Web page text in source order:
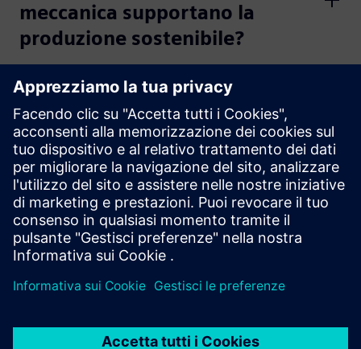
meccanica supportano la
produzione sostenibile?
Scopri di più
Guarda
Video| Aprire la strada con Advanced Machine Engineering
generazione
Siemens